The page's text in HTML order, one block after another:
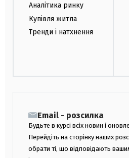
Аналітика ринку
Купівля житла
Тренди і натхнення
Email - розсилка
Будьте в курсі всіх новин і
Перейдіть на сторінку наших
обрати ті, що відповідають